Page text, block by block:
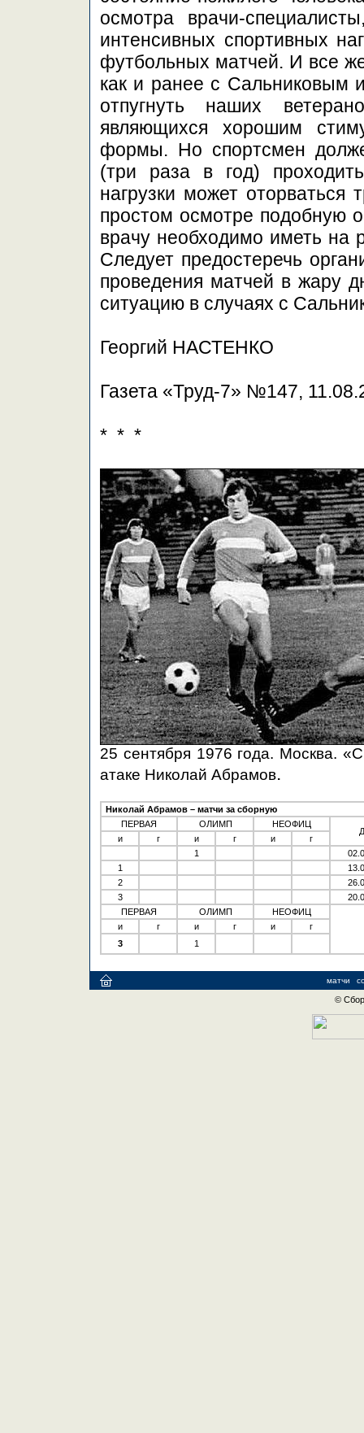
осмотра врачи-
интенсивных спортивных
футбольных матчей. И все
как и ранее с Сальниковым
отпугнуть наших
являющихся хорошим
формы. Но спортсмен
(три раза в год)
нагрузки может оторваться
простом осмотре подобную
врачу необходимо иметь на
Следует предостеречь
проведения матчей в жару
ситуацию в случаях с
Георгий НАСТЕНКО
Газета «Труд-7» №147,
* * *
25 сентября 1976 года. Москва.
атаке Николай Абрамов.
Николай Абрамов – матчи за сборную
ПЕРВАЯ
ОЛИМП НЕОФИЦ
и г и г и
г
1
1
2
3
ПЕРВАЯ
ОЛИМП
НЕОФИЦ
и
г и г и
г
3
1
матчи
©